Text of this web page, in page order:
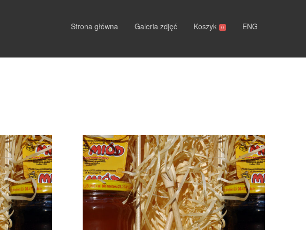
Strona główna Galeria zdjęć Koszyk 0 ENG